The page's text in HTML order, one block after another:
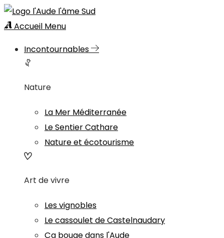
Accueil Menu
Incontournables
Nature
La Mer Méditerranée
Le Sentier Cathare
Nature et écotourisme
Art de vivre
Les vignobles
Le cassoulet de Castelnaudary
Ça bouge dans l'Aude